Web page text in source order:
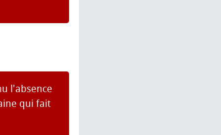
l'absence
qui fait